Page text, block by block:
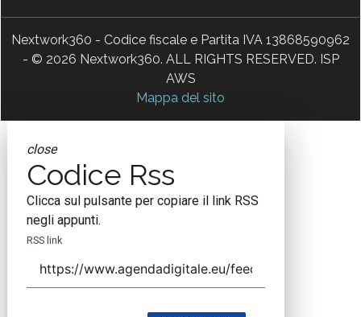
Nextwork360 - Codice fiscale e Partita IVA 13868590962
- © 2026 Nextwork360. ALL RIGHTS RESERVED. ISP
AWS
Mappa del sito
close
Codice Rss
Clicca sul pulsante per copiare il link RSS
negli appunti.
RSS link